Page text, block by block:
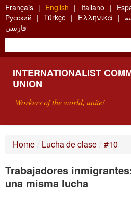
Skip
to
main
content
Français English Italiano
Русский
Türkçe Ελληνικά
فارسی
INTERNATIONALIST
UNION
Workers of the world, unite!
SEARCH
Home / Lucha de clase / #10
Trabajadores
una misma lucha